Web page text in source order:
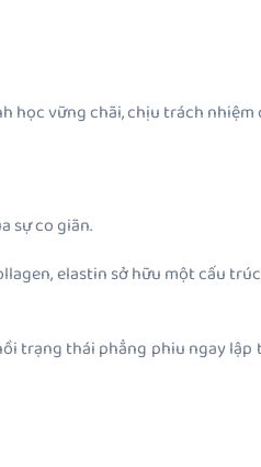
học vững chãi, chịu trách
sự co giãn.
elastin sở hữu một cấu
trạng thái phẳng phiu ngay